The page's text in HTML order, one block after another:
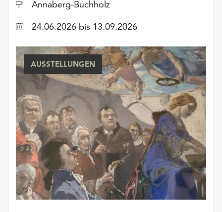
Verfügung.
Cookies
auch
ohne
Ihr
Einverständnis
weiterhin
ausgeführt.
Möchten
Sie
die
verwendeten
Cookies
anpassen,
erreichen
Ort
Annaberg-Buchholz
Datum24.06.2026 bis 13.09.2026
AUSSTELLUNGEN